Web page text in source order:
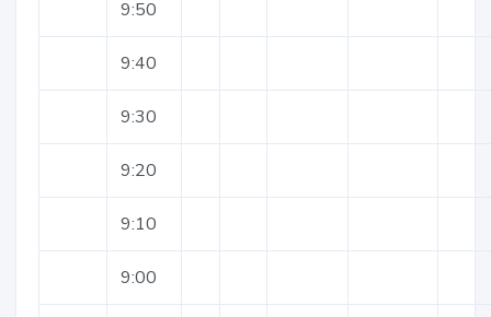
9:50
9:40
9:30
9:20
9:10
9:00